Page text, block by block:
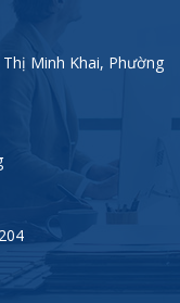
Minh Khai, Phường